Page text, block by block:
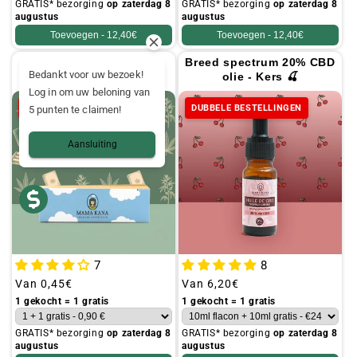
GRATIS* bezorging op zaterdag 8
augustus
Toevoegen - 12,40€
GRATIS* bezorging op zaterdag 8
augustus
Toevoegen - 12,40€
Kartonnen filters 📦
DUBBELE BESTELLINGEN
7
Gebruikelijke
prijs
Van 0,45€
1 gekocht = 1 gratis
GRATIS* bezorging op zaterdag 8
augustus
Breed spectrum 20% CBD
olie - Kers 🍒
DUBBELE BESTELLINGEN
8
Gebruikelijke
prijs
Van 6,20€
1 gekocht = 1 gratis
GRATIS* bezorging op zaterdag 8
augustus
Bedankt voor uw bezoek!
Log in om uw beloning van
5 punten te claimen!
Aansluiting